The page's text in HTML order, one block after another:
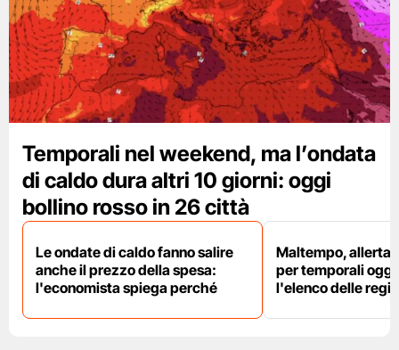
Temporali nel weekend, ma l’ondata
di caldo dura altri 10 giorni: oggi
bollino rosso in 26 città
Le ondate di caldo fanno salire
anche il prezzo della spesa:
l'economista spiega perché
Maltempo, allerta
per temporali oggi
l'elenco delle